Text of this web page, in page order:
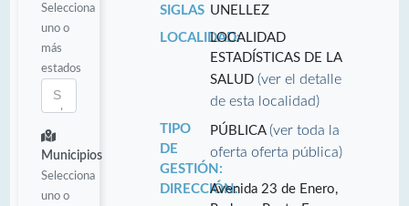
Selecciona
uno o
más
estados
Municipios
Selecciona
uno o
SIGLAS UNELLEZ
LOCALIDAD:LOCALIDAD
ESTADÍSTICAS DE LA
SALUD(ver el detalle
de esta localidad)
TIPO
DE
GESTIÓN:
PÚBLICA(ver toda la
oferta oferta pública)
DIRECCIÓN:Avenida 23 de Enero,